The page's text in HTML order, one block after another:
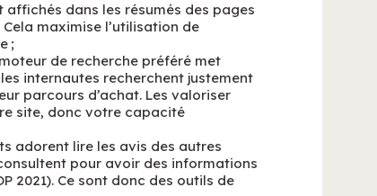
affichés dans les résumés des pages
maximise l’utilisation de
;
de recherche préféré met
internautes recherchent justement
parcours d’achat. Les valoriser
site, donc votre capacité
adorent lire les avis des autres
pour avoir des informations
2021). Ce sont donc des outils de